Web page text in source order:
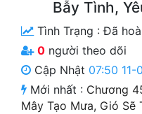
Cung Đấu
Cạnh Kỹ
Bẫy Tình,
Tình Trạng :Đã
0 người theo dõi
Cập Nhật 07:50
Mới nhất : Chương
Mây Tạo Mưa, Gió Sẽ